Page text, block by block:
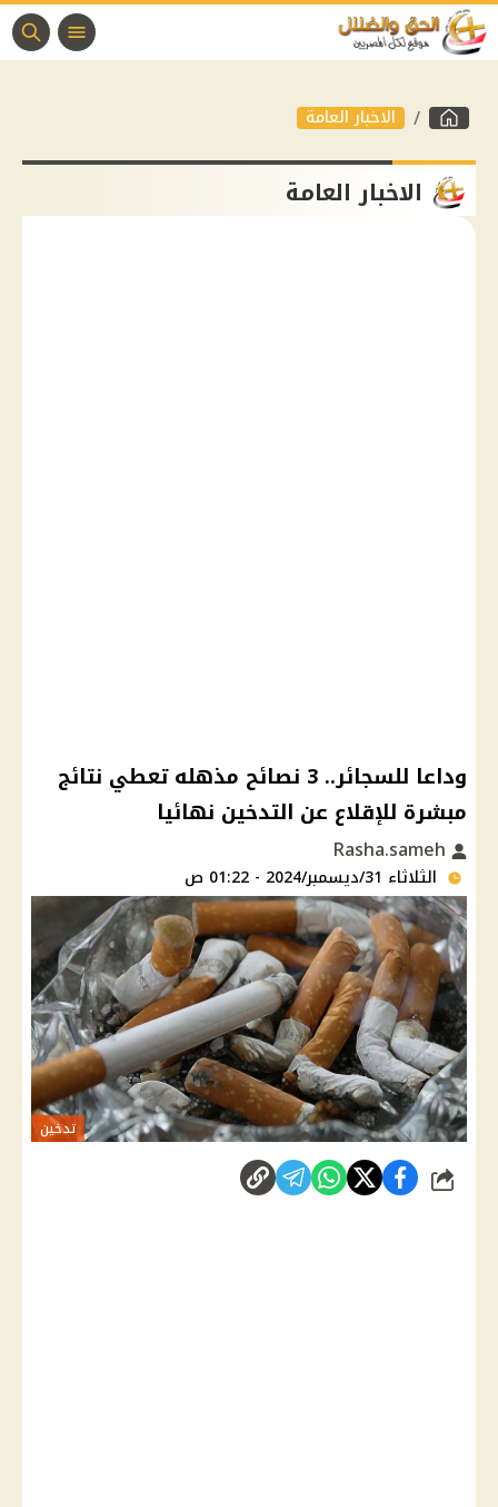
الاخبار العامة
الاخبار العامة
وداعا للسجائر.. 3 نصائح مذهله تعطي نتائج
مبشرة للإقلاع عن التدخين نهائيا
الثلاثاء 31/ديسمبر/2024 - 01:22 ص
تدخين
شارك